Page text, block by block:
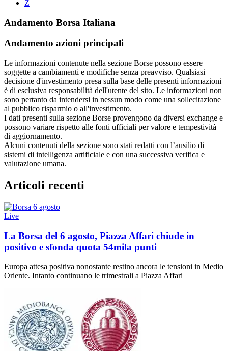
Z
Andamento Borsa Italiana
Andamento azioni principali
Le informazioni contenute nella sezione Borse possono essere
soggette a cambiamenti e modifiche senza preavviso. Qualsiasi
decisione d'investimento presa sulla base delle presenti informazioni
è di esclusiva responsabilità dell'utente del sito. Le informazioni non
sono pertanto da intendersi in nessun modo come una sollecitazione
al pubblico risparmio o all'investimento.
I dati presenti sulla sezione Borse provengono da diversi exchange e
possono variare rispetto alle fonti ufficiali per valore e tempestività
di aggiornamento.
Alcuni contenuti della sezione sono stati redatti con l’ausilio di
sistemi di intelligenza artificiale e con una successiva verifica e
valutazione umana.
Articoli recenti
Live
La Borsa del 6 agosto, Piazza Affari chiude in
positivo e sfonda quota 54mila punti
Europa attesa positiva nonostante restino ancora le tensioni in Medio
Oriente. Intanto continuano le trimestrali a Piazza Affari